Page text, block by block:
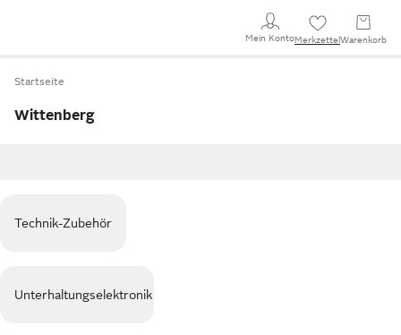
Mein KontoMerkzettel Warenkorb
Startseite
Wittenberg
Technik-Zubehör
Unterhaltungselektronik